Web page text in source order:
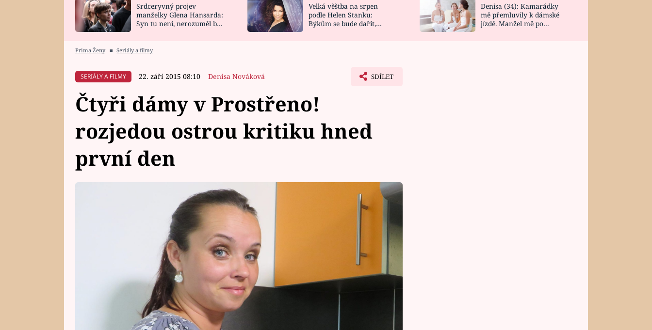
HOROSKOP NA
CELEBRITY
VAŘENÍ
NOVINKY
VIDEORECEPTY
DESIGN
Srdceryvný projev
manželky Glena Hansarda:
Syn tu není, nerozuměl by
Velká věštba na srpen
podle Helen Stanku:
Býkům se bude dařit,
Denisa (34): Kamarádky
mě přemluvily k dámské
jízdě. Manžel mě po
Prima Ženy ■ Seriály a filmy
SERIÁLY A FILMY 22. září 2015 08:10 Denisa Nováková SDÍLET
Čtyři dámy v Prostřeno!
rozjedou ostrou kritiku hned
první den